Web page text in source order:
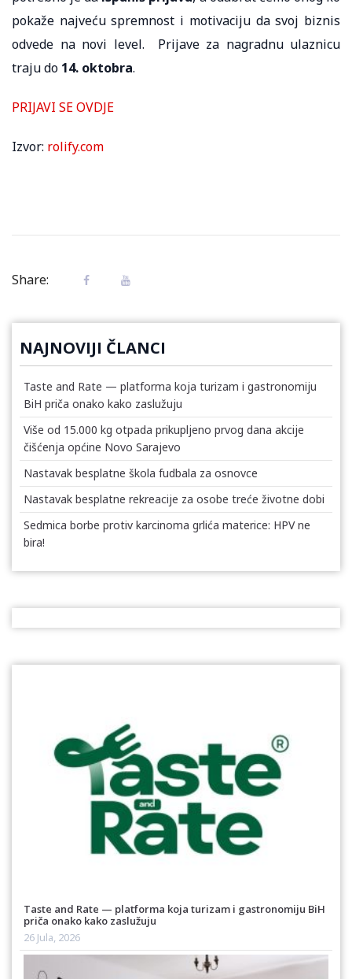
pokaže najveću spremnost i motivaciju da svoj biznis
odvede na novi level. Prijave za nagradnu ulaznicu
traju do 14. oktobra.
PRIJAVI SE OVDJE
Izvor: rolify.com
Share:
NAJNOVIJI ČLANCI
Taste and Rate — platforma koja turizam i gastronomiju
BiH priča onako kako zaslužuju
Više od 15.000 kg otpada prikupljeno prvog dana akcije
čišćenja općine Novo Sarajevo
Nastavak besplatne škola fudbala za osnovce
Nastavak besplatne rekreacije za osobe treće životne dobi
Sedmica borbe protiv karcinoma grlića materice: HPV ne
bira!
Taste and Rate — platforma koja turizam i gastronomiju BiH
priča onako kako zaslužuju
26 Jula, 2026